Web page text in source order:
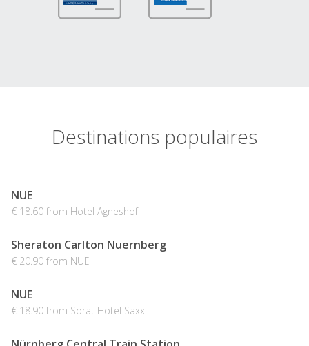
Destinations populaires
NUE
€ 18.60 from Hotel Agneshof
Sheraton Carlton Nuernberg
€ 20.90 from NUE
NUE
€ 18.90 from Sorat Hotel Saxx